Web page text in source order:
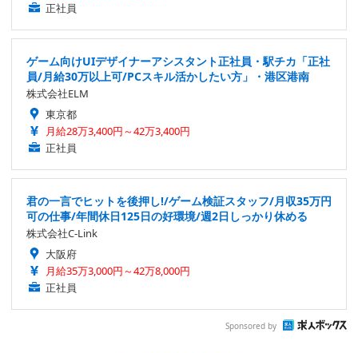
正社員
ゲーム向けUIデザイナーアシスタント正社員・駅チカ「正社
員/月給30万以上可/PCスキル活かしたい方」・港区港南
株式会社ELM
東京都
月給28万3,400円～42万3,400円
正社員
君の一言でヒットを後押し!/ゲーム検証スタッフ/月収35万円
可の仕事/年間休日125日の好環境/週2日しっかり休める
株式会社C-Link
大阪府
月給35万3,000円～42万8,000円
正社員
Sponsored by